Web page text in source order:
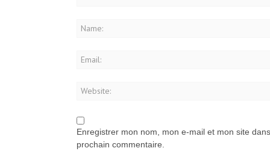
Enregistrer mon nom, mon e-mail et mon site
prochain commentaire.